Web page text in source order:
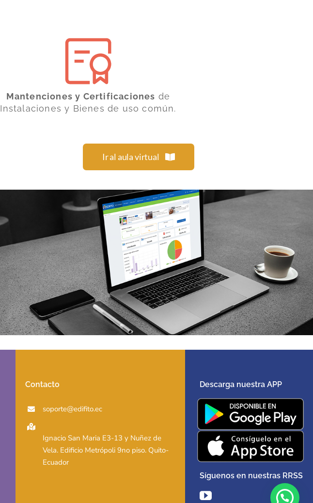
Mantenciones y Certificaciones de
Instalaciones y Bienes de uso común.
Ir al aula virtual
Contacto
soporte@edifito.ec
Ignacio San Maria E3-13 y Nuñez de
Vela. Edificio Metrópoli 9no piso. Quito-
Ecuador
Descarga nuestra APP
Síguenos en nuestras RRSS